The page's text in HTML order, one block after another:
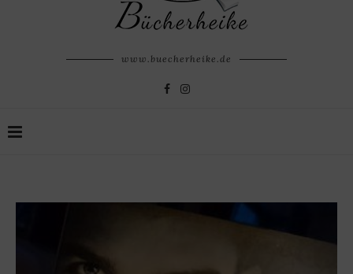
www.buecherheike.de